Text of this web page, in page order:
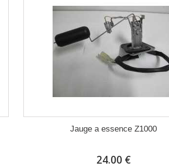
Jauge a essence Z1000
24.00 €